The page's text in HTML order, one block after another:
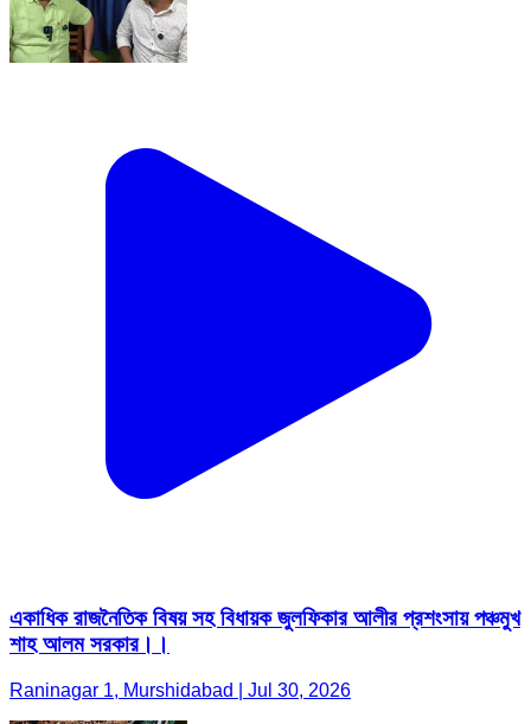
একাধিক রাজনৈতিক বিষয় সহ বিধায়ক জুলফিকার আলীর প্রশংসায় পঞ্চমুখ
শাহ আলম সরকার।।
Raninagar 1, Murshidabad | Jul 30, 2026